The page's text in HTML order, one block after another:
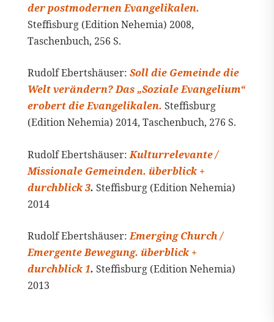
der postmodernen Evangelikalen.
Steffisburg (Edition Nehemia) 2008,
Taschenbuch, 256 S.
Rudolf Ebertshäuser: Soll die Gemeinde die
Welt verändern? Das „Soziale Evangelium“
erobert die Evangelikalen. Steffisburg
(Edition Nehemia) 2014, Taschenbuch, 276 S.
Rudolf Ebertshäuser:Kulturrelevante /
Missionale Gemeinden. überblick +
durchblick 3. Steffisburg (Edition Nehemia)
2014
Rudolf Ebertshäuser:Emerging Church /
Emergente Bewegung. überblick +
durchblick 1. Steffisburg (Edition Nehemia)
2013